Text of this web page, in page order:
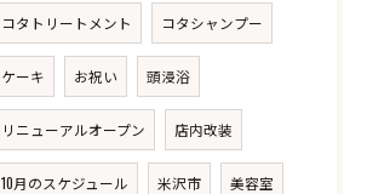
コタトリートメント コタシャンプー
ケーキ お祝い 頭浸浴
リニューアルオープン 店内改装
10月のスケジュール 米沢市 美容室